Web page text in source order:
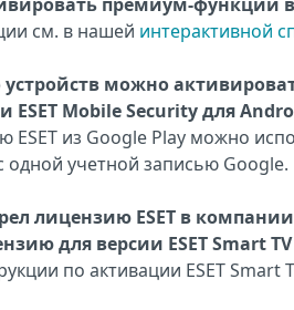
см. в нашей интерактивной
устройств можно
ESET Mobile Security для
ESET из Google Play можно
одной учетной записью Google.
лицензию ESET в компании
для версии ESET Smart
по активации ESET Smart